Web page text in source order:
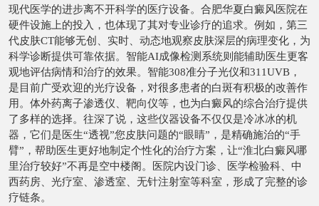
现代医学的进步离不开科学的医疗设备。合肥华夏白癜风医院在
硬件设施上的投入，也体现了其对专业诊疗的追求。例如，第三
代皮肤CT能够无创、实时、动态地观察皮肤深层的病理变化，为
科学诊断提供可靠依据。智能AI成像检测系统则能辅助医生更客
观地评估病情和治疗的效果。智能308准分子光仪和311UVB，
是目前广受欢迎的光疗设备，对很多患者的白斑有积极的改善作
用。体外药离子渗透仪、靶向仪等，也为白癜风的综合治疗提供
了多样的选择。往深了说，这些仪器设备不仅仅是冷冰冰的机
器，它们是医生“透视”您皮肤问题的“眼睛”，是精确施治的“手
臂”，帮助医生更好地制定个性化的治疗方案，让“淮北白癜风哪
里治疗较好”不再是空中楼阁。医院内设门诊、医学检验科、中
西药房、光疗室、渗透室、无针注射室等科室，形成了完整的诊
疗链条。